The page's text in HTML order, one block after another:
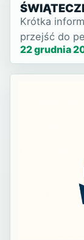
Krótka
przejść do
22 grudnia